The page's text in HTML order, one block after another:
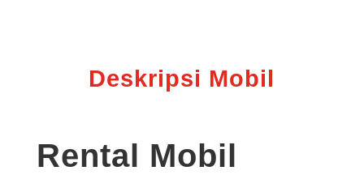
Deskripsi Mobil
Rental Mobil